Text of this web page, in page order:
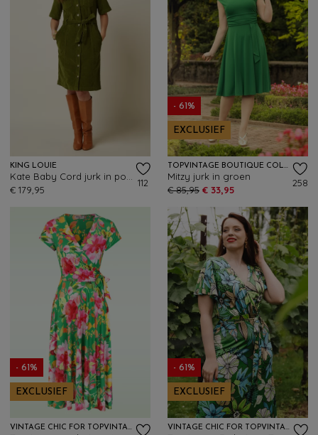
KING LOUIE
€ 179,95
112
- 61%
EXCLUSIEF
TOPVINTAGE BOUTIQUE COLLECTION
Mitzy jurk in groen
€ 85,95 € 33,95
258
- 61%
EXCLUSIEF
VINTAGE CHIC FOR TOPVINTAGE
- 61%
EXCLUSIEF
VINTAGE CHIC FOR TOPVINTAGE